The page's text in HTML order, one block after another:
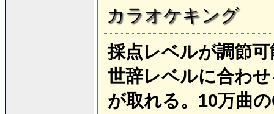
カラオケキング
採点レベルが調節
世辞レベルに合わ
が取れる。10万曲